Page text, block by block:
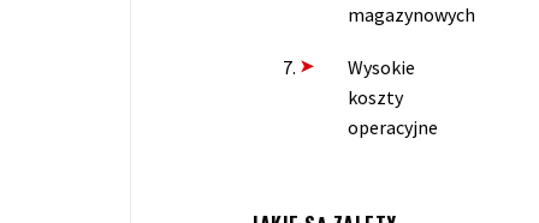
magazynowych
Wysokie
koszty
operacyjne